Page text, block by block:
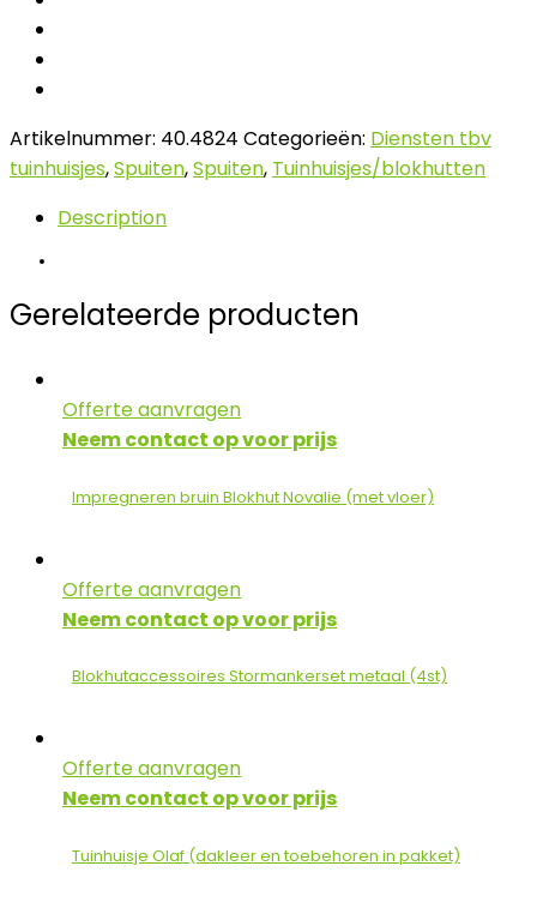
Artikelnummer: 40.4824 Categorieën: Diensten tbv
tuinhuisjes,Spuiten,Spuiten, Tuinhuisjes/blokhutten
Description
Gerelateerde producten
Offerte aanvragen
Neem contact op voor prijs
Impregneren bruin Blokhut Novalie (met vloer)
Offerte aanvragen
Neem contact op voor prijs
Blokhutaccessoires Stormankerset metaal (4st)
Offerte aanvragen
Neem contact op voor prijs
Tuinhuisje Olaf (dakleer en toebehoren in pakket)